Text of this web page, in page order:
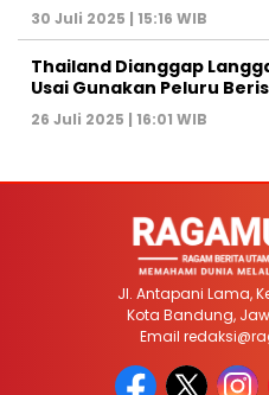
30 Juli 2025 | 15:16 WIB
Thailand Dianggap
Usai Gunakan Peluru
26 Juli 2025 | 16:01 WIB
Jl. Antapani Lama,
Kota Bandung,
Email